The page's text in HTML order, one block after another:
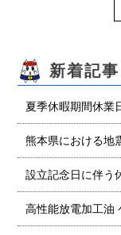
新着記事
夏季休暇期間休業
熊本県における地
設立記念日に伴う
高性能放電加工油